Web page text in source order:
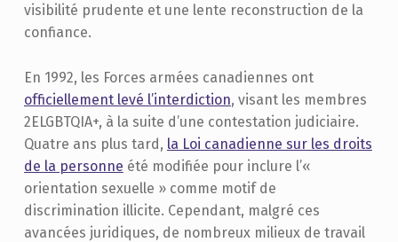
visibilité prudente et une lente reconstruction de la
confiance.
En 1992, les Forces armées canadiennes ont
officiellement levé l’interdiction, visant les membres
2ELGBTQIA+, à la suite d’une contestation judiciaire.
Quatre ans plus tard, la Loi canadienne sur les droits
de la personne été modifiée pour inclure l’«
orientation sexuelle » comme motif de
discrimination illicite. Cependant, malgré ces
avancées juridiques, de nombreux milieux de travail